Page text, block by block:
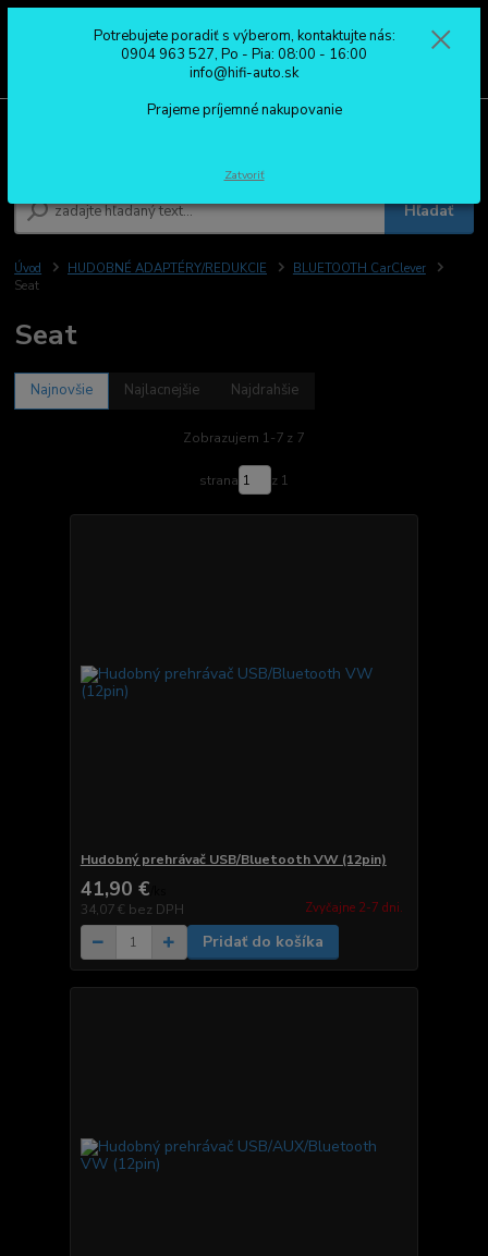
Hľadať
0904 963 527
Po - Pia: 08:00 - 16:00
Úvod HUDOBNÉ ADAPTÉRY/REDUKCIE
BLUETOOTH CarClever
Seat
Seat
Najnovšie Najlacnejšie Najdrahšie
Zobrazujem 1-7 z 7
strana z 1
Hudobný prehrávač USB/Bluetooth VW (12pin)
41,90 €
34,07 € bez DPH Zvyčajne 2-7 dni.
Pridať do košíka
Potrebujete poradiť s výberom, kontaktujte nás:
0904 963 527, Po - Pia: 08:00 - 16:00
info@hifi-auto.sk
Prajeme príjemné nakupovanie
Zatvoriť